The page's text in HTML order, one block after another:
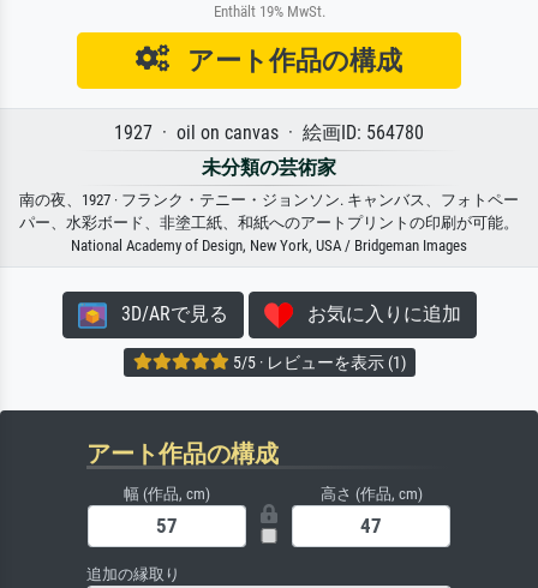
Enthält 19% MwSt.
アート作品の構成
1927 · oil on canvas · 絵画ID: 564780
未分類の芸術家
南の夜、1927 · フランク・テニー・ジョンソン. キャンバス、フォトペー
パー、水彩ボード、非塗工紙、和紙へのアートプリントの印刷が可能。
National Academy of Design, New York, USA / Bridgeman Images
3D/ARで見る お気に入りに追加
5/5 · レビューを表示 (1)
アート作品の構成
幅 (作品, cm) 高さ (作品, cm)
追加の縁取り